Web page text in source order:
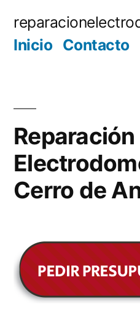
Inicio Contacto
Reparación
Cerro de